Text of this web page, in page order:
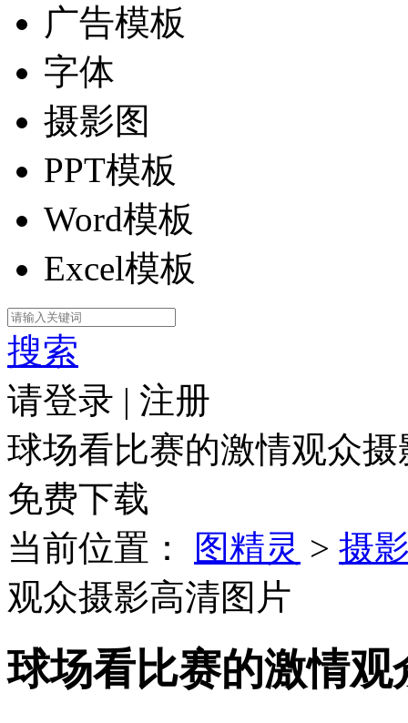
广告模板
字体
摄影图
PPT模板
Word模板
Excel模板
搜索
请登录 | 注册
球场看比赛的激情观众
免费下载
当前位置：
图精灵 > 摄
观众摄影高清图片
球场看比赛的激情